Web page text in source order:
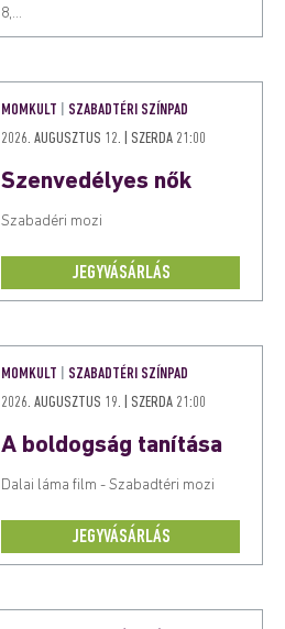
8,...
MOMKULT
SZABADTÉRI SZÍNPAD
2026. AUGUSZTUS 12. | SZERDA 21:00
Szenvedélyes nők
Szabadéri mozi
JEGYVÁSÁRLÁS
MOMKULT
SZABADTÉRI SZÍNPAD
2026. AUGUSZTUS 19. | SZERDA 21:00
A boldogság tanítása
Dalai láma film - Szabadtéri mozi
JEGYVÁSÁRLÁS